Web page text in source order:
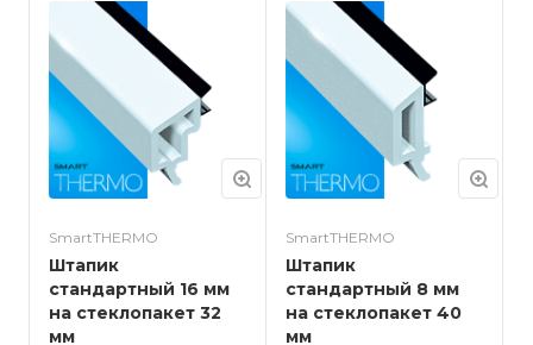
SmartTHERMO
Штапик
стандартный 16 мм
на стеклопакет 32
мм
SmartTHERMO
Штапик
стандартный 8 мм
на стеклопакет 40
мм